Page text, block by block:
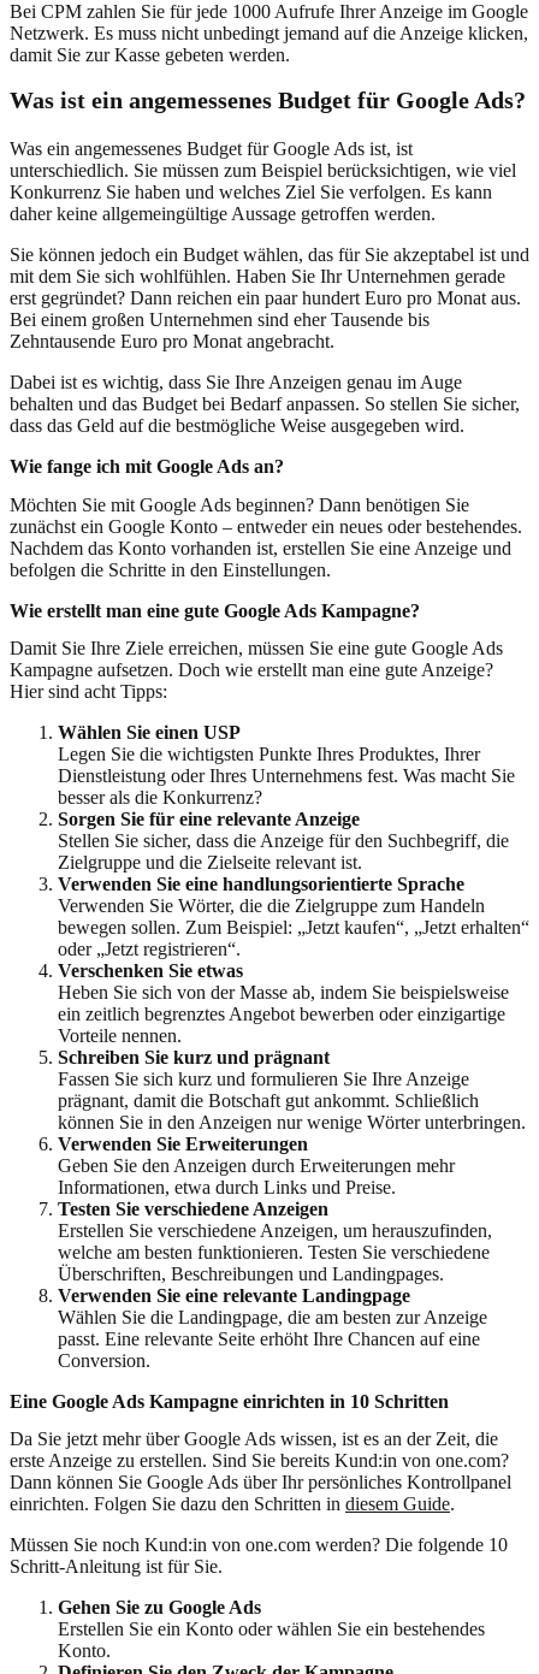
Bei CPM zahlen Sie für jede 1000 Aufrufe Ihrer Anzeige im Google
Netzwerk. Es muss nicht unbedingt jemand auf die Anzeige klicken,
damit Sie zur Kasse gebeten werden.
Was ist ein angemessenes Budget für Google Ads?
Was ein angemessenes Budget für Google Ads ist, ist
unterschiedlich. Sie müssen zum Beispiel berücksichtigen, wie viel
Konkurrenz Sie haben und welches Ziel Sie verfolgen. Es kann
daher keine allgemeingültige Aussage getroffen werden.
Sie können jedoch ein Budget wählen, das für Sie akzeptabel ist und
mit dem Sie sich wohlfühlen. Haben Sie Ihr Unternehmen gerade
erst gegründet? Dann reichen ein paar hundert Euro pro Monat aus.
Bei einem großen Unternehmen sind eher Tausende bis
Zehntausende Euro pro Monat angebracht.
Dabei ist es wichtig, dass Sie Ihre Anzeigen genau im Auge
behalten und das Budget bei Bedarf anpassen. So stellen Sie sicher,
dass das Geld auf die bestmögliche Weise ausgegeben wird.
Wie fange ich mit Google Ads an?
Möchten Sie mit Google Ads beginnen? Dann benötigen Sie
zunächst ein Google Konto – entweder ein neues oder bestehendes.
Nachdem das Konto vorhanden ist, erstellen Sie eine Anzeige und
befolgen die Schritte in den Einstellungen.
Wie erstellt man eine gute Google Ads Kampagne?
Damit Sie Ihre Ziele erreichen, müssen Sie eine gute Google Ads
Kampagne aufsetzen. Doch wie erstellt man eine gute Anzeige?
Hier sind acht Tipps:
Wählen Sie einen USP
Legen Sie die wichtigsten Punkte Ihres Produktes, Ihrer
Dienstleistung oder Ihres Unternehmens fest. Was macht Sie
besser als die Konkurrenz?
Sorgen Sie für eine relevante Anzeige
Stellen Sie sicher, dass die Anzeige für den Suchbegriff, die
Zielgruppe und die Zielseite relevant ist.
Verwenden Sie eine handlungsorientierte Sprache
Verwenden Sie Wörter, die die Zielgruppe zum Handeln
bewegen sollen. Zum Beispiel: „Jetzt kaufen“, „Jetzt erhalten“
oder „Jetzt registrieren“.
Verschenken Sie etwas
Heben Sie sich von der Masse ab, indem Sie beispielsweise
ein zeitlich begrenztes Angebot bewerben oder einzigartige
Vorteile nennen.
Schreiben Sie kurz und prägnant
Fassen Sie sich kurz und formulieren Sie Ihre Anzeige
prägnant, damit die Botschaft gut ankommt. Schließlich
können Sie in den Anzeigen nur wenige Wörter unterbringen.
Verwenden Sie Erweiterungen
Geben Sie den Anzeigen durch Erweiterungen mehr
Informationen, etwa durch Links und Preise.
Testen Sie verschiedene Anzeigen
Erstellen Sie verschiedene Anzeigen, um herauszufinden,
welche am besten funktionieren. Testen Sie verschiedene
Überschriften, Beschreibungen und Landingpages.
Verwenden Sie eine relevante Landingpage
Wählen Sie die Landingpage, die am besten zur Anzeige
passt. Eine relevante Seite erhöht Ihre Chancen auf eine
Conversion.
Eine Google Ads Kampagne einrichten in 10 Schritten
Da Sie jetzt mehr über Google Ads wissen, ist es an der Zeit, die
erste Anzeige zu erstellen. Sind Sie bereits Kund:in von one.com?
Dann können Sie Google Ads über Ihr persönliches Kontrollpanel
einrichten. Folgen Sie dazu den Schritten in diesem Guide.
Müssen Sie noch Kund:in von one.com werden? Die folgende 10
Schritt-Anleitung ist für Sie.
Gehen Sie zu Google Ads
Erstellen Sie ein Konto oder wählen Sie ein bestehendes
Konto.